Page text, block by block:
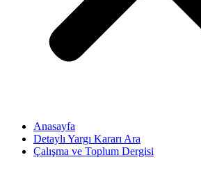
Anasayfa
Detaylı Yargı Kararı Ara
Çalışma ve Toplum Dergisi